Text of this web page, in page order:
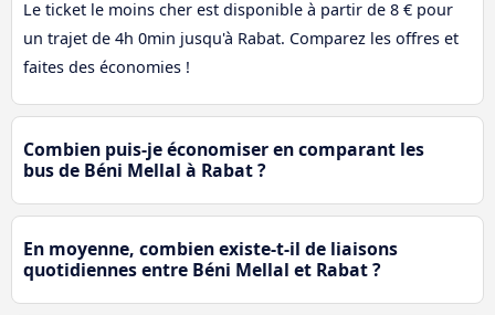
Le ticket le moins cher est disponible à partir de 8 € pour
un trajet de 4h 0min jusqu'à Rabat. Comparez les offres et
faites des économies !
Combien puis-je économiser en comparant les
bus de Béni Mellal à Rabat ?
En moyenne, combien existe-t-il de liaisons
quotidiennes entre Béni Mellal et Rabat ?